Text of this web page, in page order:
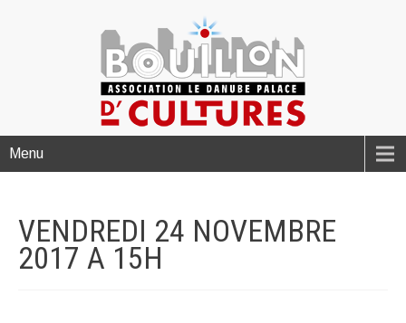
Menu
VENDREDI 24 NOVEMBRE
2017 A 15H